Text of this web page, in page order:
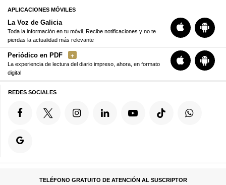
APLICACIONES MÓVILES
La Voz de Galicia
Toda la información en tu móvil. Recibe notificaciones y no te
pierdas la actualidad más relevante
Periódico en PDF
La experiencia de lectura del diario impreso, ahora, en formato
digital
REDES SOCIALES
TELÉFONO GRATUITO DE ATENCIÓN AL SUSCRIPTOR